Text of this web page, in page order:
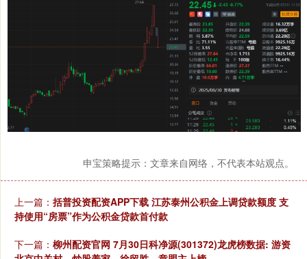
申宝策略提示：文章来自网络，不代表本站观点。
上一篇： 括普投资配资APP下载 江苏泰州公积金上调贷款额度 支
持使用“房票”作为公积金贷款首付款
下一篇： 柳州配资官网 7月30日科净源(301372)龙虎榜数据: 游资